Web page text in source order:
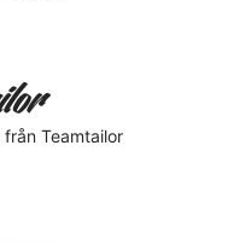
från Teamtailor